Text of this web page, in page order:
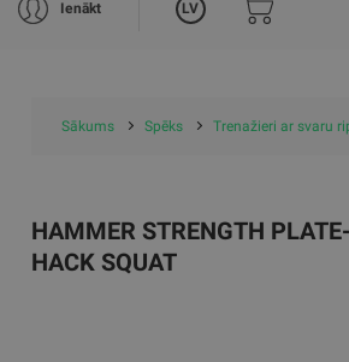
Ienākt LV
Sākums Spēks Trenažieri ar svaru
HAMMER STRENGTH
HACK SQUAT